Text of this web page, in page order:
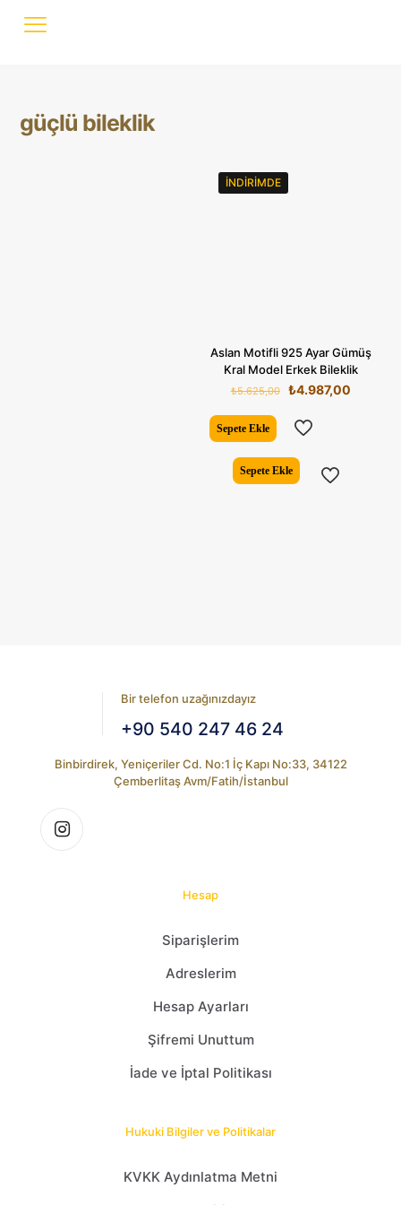
güçlü bileklik
İNDIRIMDE
Aslan Motifli 925 Ayar Gümüş
Kral Model Erkek Bileklik
₺5.625,00
Orijinal
₺5.625,00.
₺4.987,00Şu
Sepete Ekle
Sepete Ekle
Bir telefon uzağınızdayız
+90 540 247 46 24
Binbirdirek, Yeniçeriler Cd. No:1 İç Kapı No:33, 34122
Çemberlitaş Avm/Fatih/İstanbul
Hesap
Siparişlerim
Adreslerim
Hesap Ayarları
Şifremi Unuttum
İade ve İptal Politikası
Hukuki Bilgiler ve Politikalar
KVKK Aydınlatma Metni